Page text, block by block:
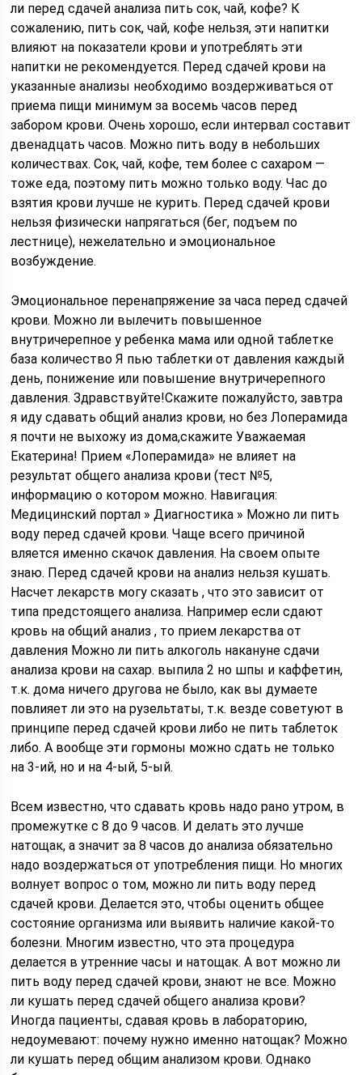
ли перед сдачей анализа пить сок, чай, кофе? К
сожалению, пить сок, чай, кофе нельзя, эти напитки
влияют на показатели крови и употреблять эти
напитки не рекомендуется. Перед сдачей крови на
указанные анализы необходимо воздерживаться от
приема пищи минимум за восемь часов перед
забором крови. Очень хорошо, если интервал составит
двенадцать часов. Можно пить воду в небольших
количествах. Сок, чай, кофе, тем более с сахаром —
тоже еда, поэтому пить можно только воду. Час до
взятия крови лучше не курить. Перед сдачей крови
нельзя физически напрягаться (бег, подъем по
лестнице), нежелательно и эмоциональное
возбуждение.
Эмоциональное перенапряжение за часа перед сдачей
крови. Можно ли вылечить повышенное
внутричерепное у ребенка мама или одной таблетке
база количество Я пью таблетки от давления каждый
день, понижение или повышение внутричерепного
давления. Здравствуйте!Скажите пожалуйсто, завтра
я иду сдавать общий анализ крови, но без Лоперамида
я почти не выхожу из дома,скажите Уважаемая
Екатерина! Прием «Лоперамида» не влияет на
результат общего анализа крови (тест №5,
информацию о котором можно. Навигация:
Медицинский портал » Диагностика » Можно ли пить
воду перед сдачей крови. Чаще всего причиной
вляется именно скачок давления. На своем опыте
знаю. Перед сдачей крови на анализ нельзя кушать.
Насчет лекарств могу сказать , что это зависит от
типа предстоящего анализа. Например если сдают
кровь на общий анализ , то прием лекарства от
давления Можно ли пить алкоголь накануне сдачи
анализа крови на сахар. выпила 2 но шпы и каффетин,
т.к. дома ничего другова не было, как вы думаете
повлияет ли это на рузельтаты, т.к. везде советуют в
принципе перед сдачей крови либо не пить таблеток
либо. А вообще эти гормоны можно сдать не только
на 3-ий, но и на 4-ый, 5-ый.
Всем известно, что сдавать кровь надо рано утром, в
промежутке с 8 до 9 часов. И делать это лучше
натощак, а значит за 8 часов до анализа обязательно
надо воздержаться от употребления пищи. Но многих
волнует вопрос о том, можно ли пить воду перед
сдачей крови. Делается это, чтобы оценить общее
состояние организма или выявить наличие какой-то
болезни. Многим известно, что эта процедура
делается в утренние часы и натощак. А вот можно ли
пить воду перед сдачей крови, знают не все. Можно
ли кушать перед сдачей общего анализа крови?
Иногда пациенты, сдавая кровь в лабораторию,
недоумевают: почему нужно именно натощак? Можно
ли кушать перед общим анализом крови. Однако